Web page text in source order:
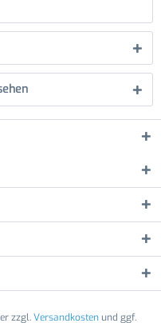
zzgl.Versandkostenund ggf.